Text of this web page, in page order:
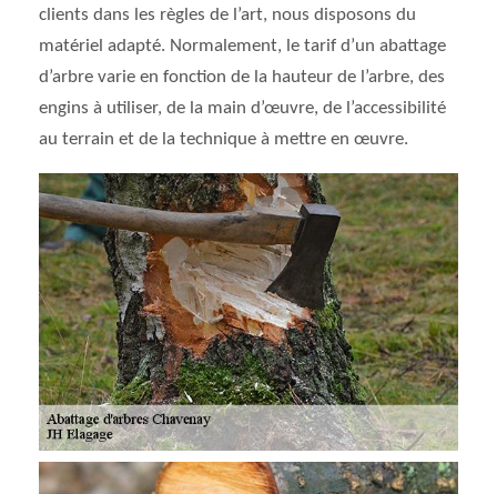
clients dans les règles de l’art, nous disposons du
matériel adapté. Normalement, le tarif d’un abattage
d’arbre varie en fonction de la hauteur de l’arbre, des
engins à utiliser, de la main d’œuvre, de l’accessibilité
au terrain et de la technique à mettre en œuvre.